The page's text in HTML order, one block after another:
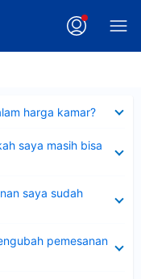
harga kamar?
saya masih bisa
saya sudah
pemesanan